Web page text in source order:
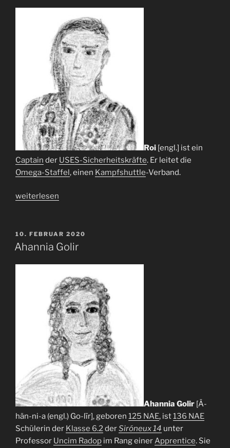
P
-
S
c
y
i
a
r
n
a
t
´
r
Roi [engl.] ist ein
Captain der USES-Sicherheitskräfte. Er leitet die
Omega-Staffel, einen Kampfshuttle-Verband.
„Roi“
weiterlesen
VERÖFFENTLICHT
AM
10. FEBRUAR 2020
Ahannia Golir
Ahannia Golir [Ä-
hän-ni-a (engl.) Go-līr], geboren 125 NAE, ist136 NAE
Schülerin der Klasse 6.2 derSiróneux 14 unter
Professor Uncim Radop im Rang einerApprentice. Sie